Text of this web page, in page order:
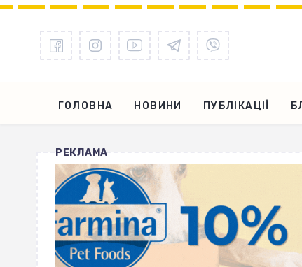
ГОЛОВНА НОВИНИ ПУБЛІКАЦІЇ
РЕКЛАМА